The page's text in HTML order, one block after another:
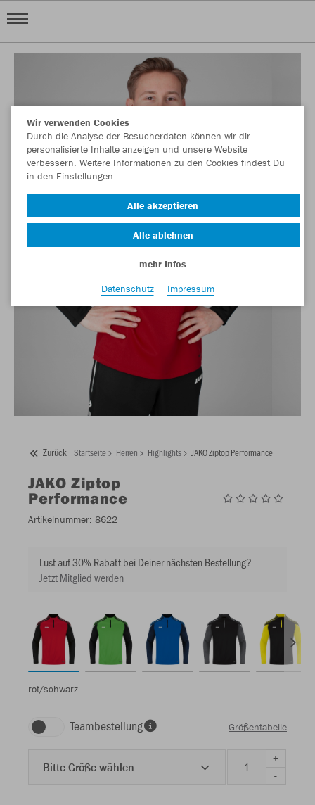
Zurück Startseite Herren Highlights JAKO Ziptop Performance
JAKO Ziptop
Performance
Artikelnummer: 8622
Lust auf 30% Rabatt bei Deiner nächsten Bestellung?
Jetzt Mitglied werden
rot/schwarz
Teambestellung Größentabelle
Bitte Größe wählen
+
-
Wir verwenden Cookies
Durch die Analyse der Besucherdaten können wir dir
personalisierte Inhalte anzeigen und unsere Website
verbessern. Weitere Informationen zu den Cookies findest Du
in den Einstellungen.
Alle akzeptieren
Alle ablehnen
mehr Infos
Datenschutz
Impressum